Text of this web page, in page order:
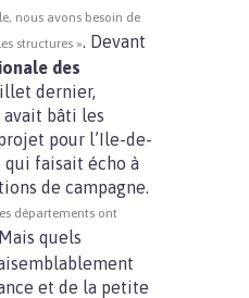
nous avons besoin de
structures ». Devant
des
dernier,
avait bâti les
pour l’Ile-de-
qui faisait écho à
de campagne.
départements ont
quels
et de la petite